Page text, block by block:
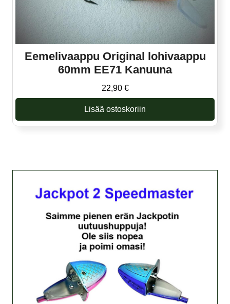
Eemelivaappu Original lohivaappu
60mm EE71 Kanuuna
22,90 €
Lisää ostoskoriin